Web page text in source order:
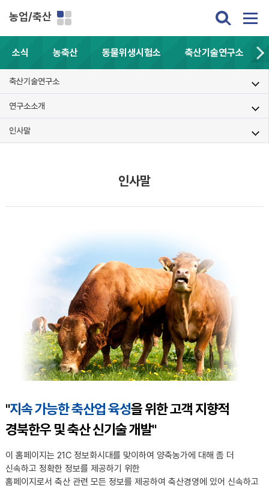
농업/축산
소식 농축산 동물위생시험소 축산기술연구소
축산기술연구소
연구소소개
인사말
인사말
"지속 가능한 축산업 육성을 위한 고객 지향적
경북한우 및 축산 신기술 개발"
이 홈페이지는 21C 정보화시대를 맞이하여 양축농가에 대해 좀 더
신속하고 정확한 정보를 제공하기 위한
홈페이지로서 축산 관련 모든 정보를 제공하여 축산경영에 있어 신속하고